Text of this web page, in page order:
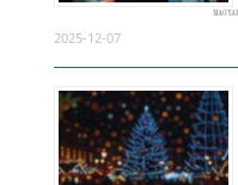
2025-12-07